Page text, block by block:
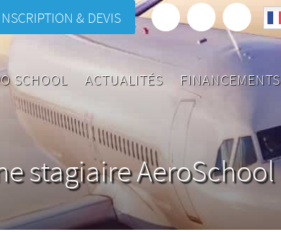
INSCRIPTION & DEVIS
SCHOOL ACTUALITÉS FINANCEMENTS
stagiaire AeroSchool